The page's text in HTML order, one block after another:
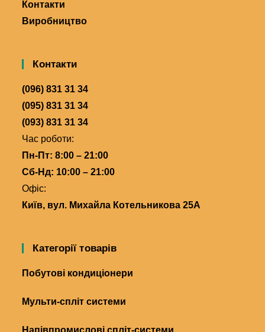
Контакти
Виробництво
Контакти
(096) 831 31 34
(095) 831 31 34
(093) 831 31 34
Час роботи:
Пн-Пт: 8:00 – 21:00
Сб-Нд: 10:00 – 21:00
Офіс:
Київ, вул. Михайла Котельникова 25А
Категорії товарів
Побутові кондиціонери
Мульти-спліт системи
Напівпромислові спліт-системи